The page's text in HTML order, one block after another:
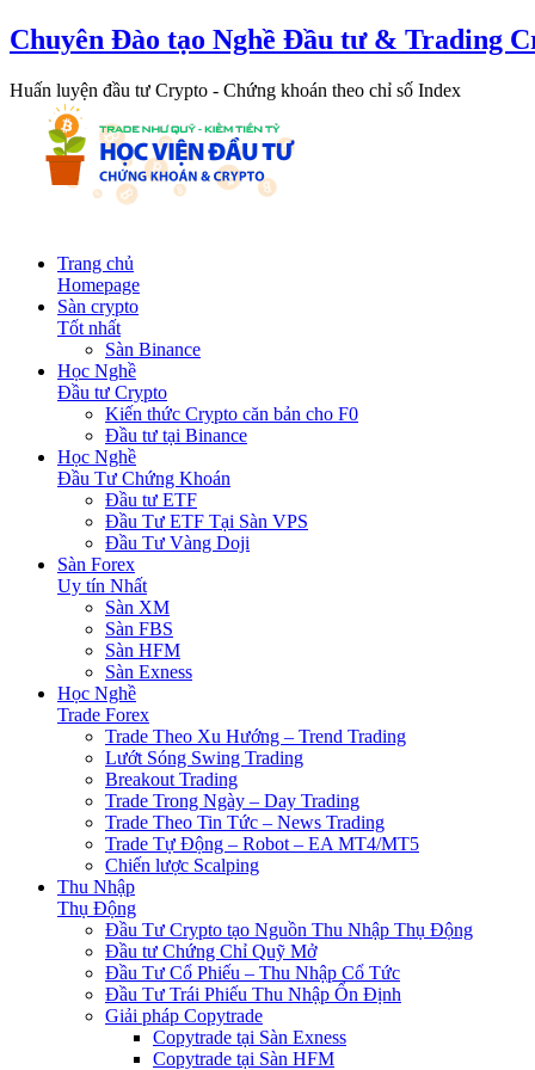
Chuyên Đào tạo Nghề Đầu tư & Trading
Huấn luyện đầu tư Crypto - Chứng khoán theo chỉ số Index
Trang chủ
Homepage
Sàn crypto
Tốt nhất
Sàn Binance
Học Nghề
Đầu tư Crypto
Kiến thức Crypto căn bản cho F0
Đầu tư tại Binance
Học Nghề
Đầu Tư Chứng Khoán
Đầu tư ETF
Đầu Tư ETF Tại Sàn VPS
Đầu Tư Vàng Doji
Sàn Forex
Uy tín Nhất
Sàn XM
Sàn FBS
Sàn HFM
Sàn Exness
Học Nghề
Trade Forex
Trade Theo Xu Hướng – Trend Trading
Lướt Sóng Swing Trading
Breakout Trading
Trade Trong Ngày – Day Trading
Trade Theo Tin Tức – News Trading
Trade Tự Động – Robot – EA MT4/MT5
Chiến lược Scalping
Thu Nhập
Thụ Động
Đầu Tư Crypto tạo Nguồn Thu Nhập Thụ Động
Đầu tư Chứng Chỉ Quỹ Mở
Đầu Tư Cổ Phiếu – Thu Nhập Cổ Tức
Đầu Tư Trái Phiếu Thu Nhập Ổn Định
Giải pháp Copytrade
Copytrade tại Sàn Exness
Copytrade tại Sàn HFM